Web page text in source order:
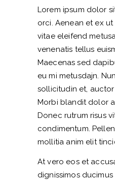
Lorem ipsum dolor
orci. Aenean et ex
vitae eleifend
venenatis tellus
Maecenas sed
eu mi metusdajn.
sollicitudin et,
Morbi blandit dolor
Donec rutrum risus
condimentum.
mollitia anim elit
At vero eos et
dignissimos